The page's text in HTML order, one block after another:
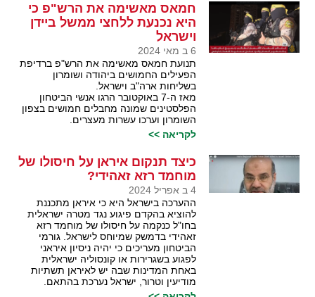
חמאס מאשימה את הרש"פ כי
היא נכנעת ללחצי ממשל ביידן
וישראל
6 ב מאי 2024
תנועת חמאס מאשימה את הרש"פ ברדיפת
הפעילים החמושים ביהודה ושומרון
בשליחות ארה"ב וישראל.
מאז ה-7 באוקטובר הרגו אנשי הביטחון
הפלסטינים שמונה מחבלים חמושים בצפון
השומרון וערכו עשרות מעצרים.
לקריאה >>
כיצד תנקום איראן על חיסולו של
מוחמד רזא זאהידי?
4 ב אפריל 2024
ההערכה בישראל היא כי איראן מתכננת
להוציא בהקדם פיגוע נגד מטרה ישראלית
בחו"ל כנקמה על חיסולו של מוחמד רזא
זאהידי בדמשק שמיוחס לישראל. גורמי
הביטחון מעריכים כי יהיה ניסיון איראני
לפגוע בשגרירות או קונסוליה ישראלית
באחת המדינות שבה יש לאיראן תשתיות
מודיעין וטרור, ישראל נערכת בהתאם.